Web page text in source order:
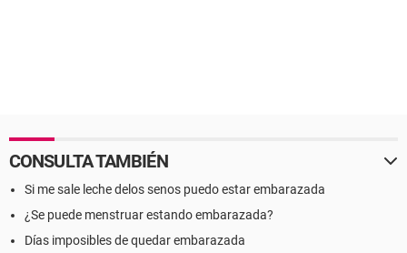
CONSULTA TAMBIÉN
Si me sale leche delos senos puedo estar embarazada
¿Se puede menstruar estando embarazada?
Días imposibles de quedar embarazada